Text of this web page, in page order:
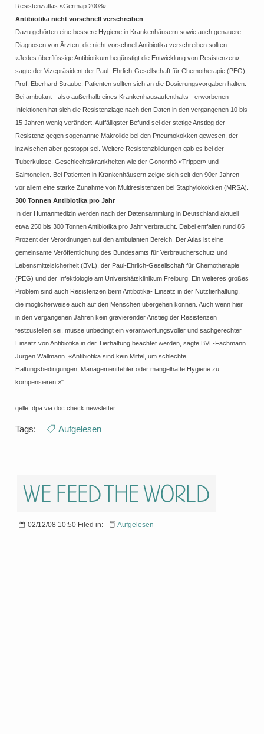
Resistenzatlas «Germap 2008».
Antibiotika nicht vorschnell verschreiben
Dazu gehörten eine bessere Hygiene in Krankenhäusern sowie auch genauere
Diagnosen von Ärzten, die nicht vorschnell Antibiotika verschreiben sollten.
«Jedes überflüssige Antibiotikum begünstigt die Entwicklung von Resistenzen»,
sagte der Vizepräsident der Paul- Ehrlich-Gesellschaft für Chemotherapie (PEG),
Prof. Eberhard Straube. Patienten sollten sich an die Dosierungsvorgaben halten.
Bei ambulant - also außerhalb eines Krankenhausaufenthalts - erworbenen
Infektionen hat sich die Resistenzlage nach den Daten in den vergangenen 10 bis
15 Jahren wenig verändert. Auffälligster Befund sei der stetige Anstieg der
Resistenz gegen sogenannte Makrolide bei den Pneumokokken gewesen, der
inzwischen aber gestoppt sei. Weitere Resistenzbildungen gab es bei der
Tuberkulose, Geschlechtskrankheiten wie der Gonorrhö «Tripper» und
Salmonellen. Bei Patienten in Krankenhäusern zeigte sich seit den 90er Jahren
vor allem eine starke Zunahme von Multiresistenzen bei Staphylokokken (MRSA).
300 Tonnen Antibiotika pro Jahr
In der Humanmedizin werden nach der Datensammlung in Deutschland aktuell
etwa 250 bis 300 Tonnen Antibiotika pro Jahr verbraucht. Dabei entfallen rund 85
Prozent der Verordnungen auf den ambulanten Bereich. Der Atlas ist eine
gemeinsame Veröffentlichung des Bundesamts für Verbraucherschutz und
Lebensmittelsicherheit (BVL), der Paul-Ehrlich-Gesellschaft für Chemotherapie
(PEG) und der Infektiologie am Universitätsklinikum Freiburg. Ein weiteres großes
Problem sind auch Resistenzen beim Antibotika- Einsatz in der Nutztierhaltung,
die möglicherweise auch auf den Menschen übergehen können. Auch wenn hier
in den vergangenen Jahren kein gravierender Anstieg der Resistenzen
festzustellen sei, müsse unbedingt ein verantwortungsvoller und sachgerechter
Einsatz von Antibiotika in der Tierhaltung beachtet werden, sagte BVL-Fachmann
Jürgen Wallmann. «Antibiotika sind kein Mittel, um schlechte
Haltungsbedingungen, Managementfehler oder mangelhafte Hygiene zu
kompensieren.»"
qelle: dpa via doc check newsletter
Tags: Aufgelesen
We feed the world
02/12/08 10:50 Filed in: Aufgelesen